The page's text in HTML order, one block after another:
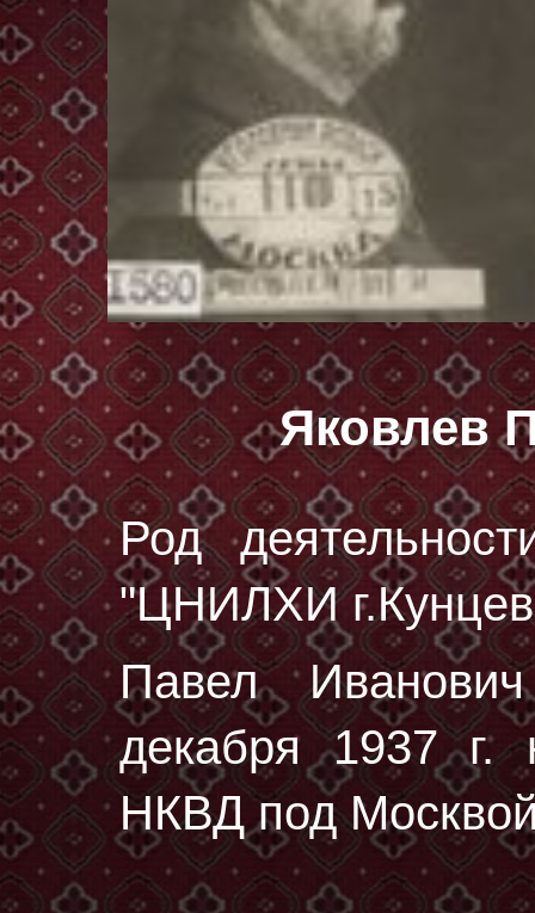
Яковлев
Род
"ЦНИЛХИ
Павел
декaбря 1937 г.
НКВД под